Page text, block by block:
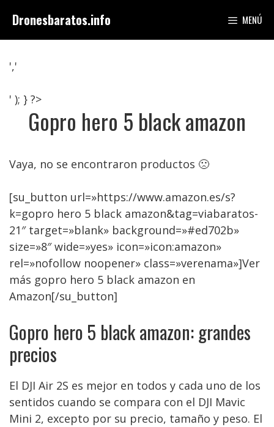
contenido
Dronesbaratos.info MENÚ
','
' ); } ?>
Gopro hero 5 black amazon
Vaya, no se encontraron productos 🙁
[su_button url=»https://www.amazon.es/s?
k=gopro hero 5 black amazon&tag=viabaratos-
21″ target=»blank» background=»#ed702b»
size=»8″ wide=»yes» icon=»icon:amazon»
rel=»nofollow noopener» class=»verenama»]Ver
más gopro hero 5 black amazon en
Amazon[/su_button]
Gopro hero 5 black amazon: grandes
precios
El DJI Air 2S es mejor en todos y cada uno de los
sentidos cuando se compara con el DJI Mavic
Mini 2, excepto por su precio, tamaño y peso. El